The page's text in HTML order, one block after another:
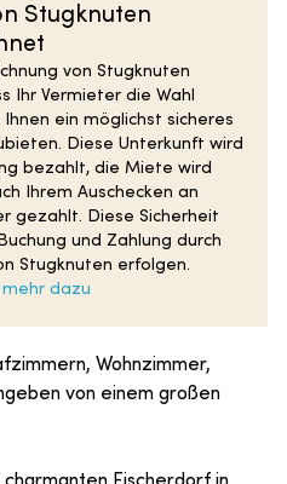
Stugknuten
von Stugknuten
Ihr Vermieter die Wahl
ein möglichst sicheres
Diese Unterkunft wird
bezahlt, die Miete wird
Ihrem Auschecken an
gezahlt. Diese Sicherheit
und Zahlung durch
Stugknuten erfolgen.
mehr dazu
Wohnzimmer,
von einem großen